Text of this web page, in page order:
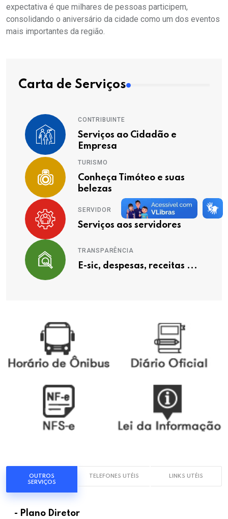
expectativa é que milhares de pessoas participem,
consolidando o aniversário da cidade como um dos eventos
mais importantes da região.
Carta de Serviços
CONTRIBUINTE
Serviços ao Cidadão e
Empresa
TURISMO
Conheça Timóteo e suas
belezas
SERVIDOR
Serviços aos servidores
TRANSPARÊNCIA
E-sic, despesas, receitas ...
OUTROS
SERVIÇOS
TELEFONES UTÉIS LINKS UTÉIS
- Plano Diretor